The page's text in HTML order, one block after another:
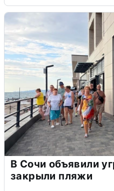
В Сочи объявили
закрыли пляжи